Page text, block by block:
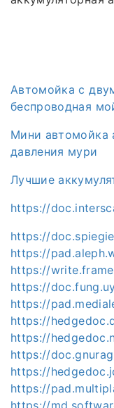
Автомойка с
беспроводная
Мини автомойка
давления мури
Лучшие
https://
https://
https://
https://
https://
https://
https://
https://
https://
https://
https://
https://